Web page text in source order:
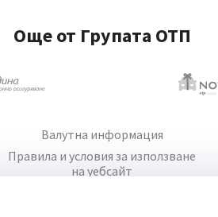
Още от Групата ОТП
Валутна информация
Правила и условия за използване
на уебсайт